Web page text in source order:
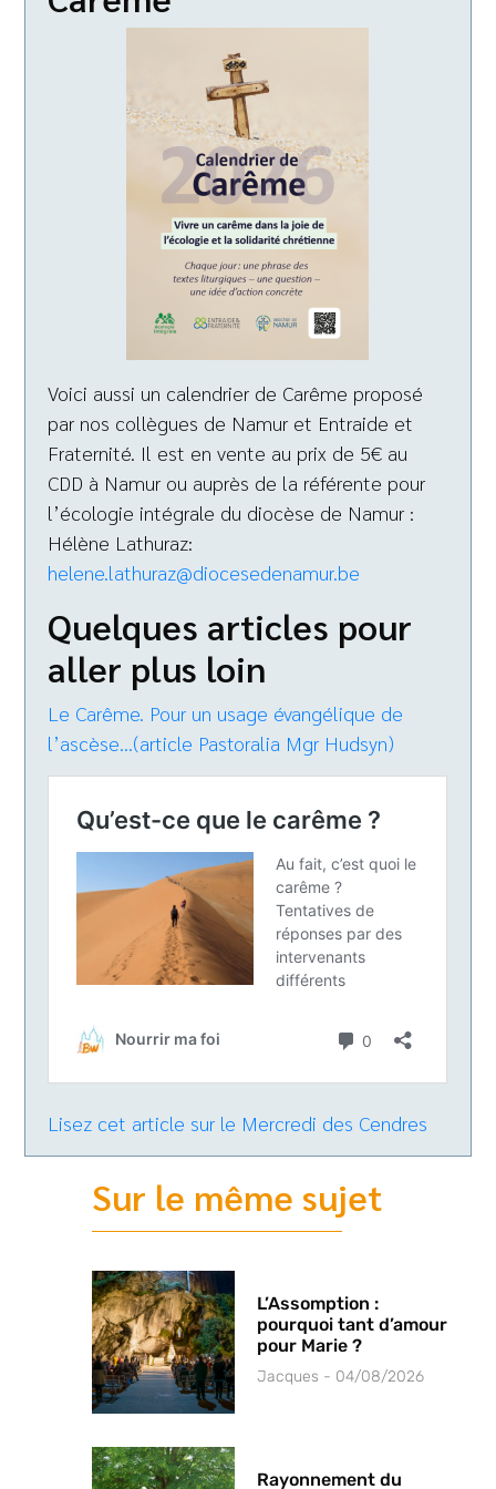
Voici aussi un calendrier de Carême proposé
par nos collègues de Namur et Entraide et
Fraternité. Il est en vente au prix de 5€ au
CDD à Namur ou auprès de la référente pour
l’écologie intégrale du diocèse de Namur :
Hélène Lathuraz:
helene.lathuraz@diocesedenamur.be
Quelques articles pour
aller plus loin
Le Carême. Pour un usage évangélique de
l’ascèse…(article Pastoralia Mgr Hudsyn)
Lisez cet article sur le Mercredi des Cendres
Sur le même sujet
L’Assomption :
pourquoi tant d’amour
pour Marie ?
Jacques 04/08/2026
Rayonnement du